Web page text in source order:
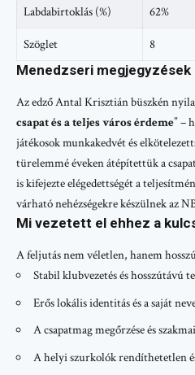
Labdabirtoklás (%) 62%
Szöglet 8
Menedzseri megjegyzések
Az edző Antal Krisztián büszkén
csapat és a teljes város érdeme” –
játékosok munkakedvét és
türelemmé éveken átépítettük a
is kifejezte elégedettségét a
várható nehézségekre készülnek az
Mi vezetett el ehhez a
A feljutás nem véletlen, hanem
Stabil klubvezetés és hosszútávú
Erős lokális identitás és a saját
A csapatmag megőrzése és
A helyi szurkolók rendíthetetlen